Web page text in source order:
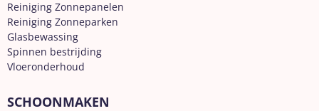
Reiniging Zonnepanelen
Reiniging Zonneparken
Glasbewassing
Spinnen bestrijding
Vloeronderhoud
SCHOONMAKEN